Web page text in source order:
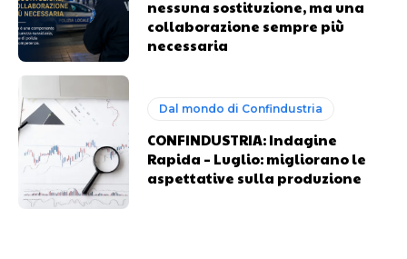
nessuna sostituzione, ma una
collaborazione sempre più
necessaria
Dal mondo di Confindustria
CONFINDUSTRIA: Indagine
Rapida – Luglio: migliorano le
aspettative sulla produzione